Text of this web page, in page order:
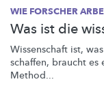
WIE FORSCHER
Was ist die
Wissenschaft ist,
schaffen, braucht
Method...